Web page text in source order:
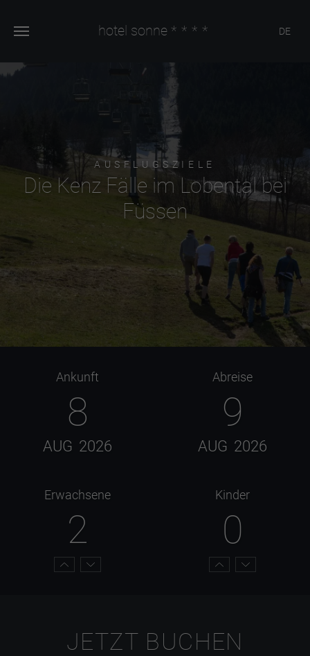
hotel sonne **** DE
AUSFLUGSZIELE
Die Kenz Fälle im Lobental bei
Füssen
Ankunft
8
AUG 2026
Abreise
9
AUG 2026
Erwachsene
2
Kinder
0
JETZT BUCHEN